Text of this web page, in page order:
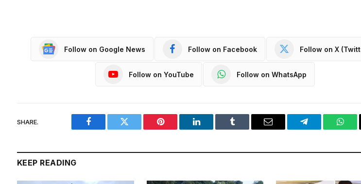
Follow on Google News Follow on Facebook Follow on X
Follow on YouTube Follow on WhatsApp
SHARE.
Facebook Twitter Pinterest LinkedIn Tumblr Email Telegram
KEEP READING